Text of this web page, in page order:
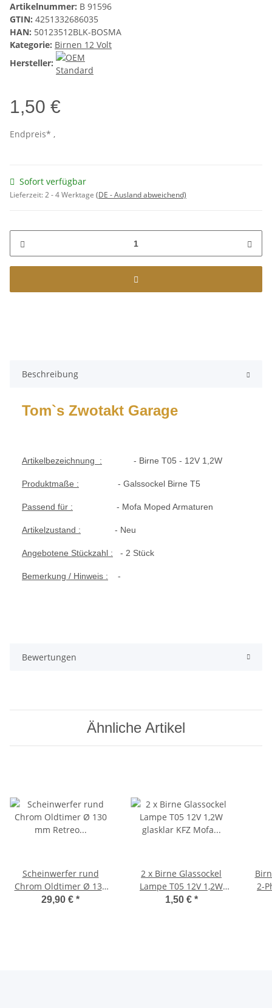
Artikelnummer: B 91596
GTIN: 4251332686035
HAN: 50123512BLK-BOSMA
Kategorie: Birnen 12 Volt
Hersteller:
1,50 €
Endpreis* ,
Sofort verfügbar
Lieferzeit:2 - 4 Werktage (DE - Ausland abweichend)
Beschreibung
Tom`s Zwotakt Garage
Artikelbezeichnung : - Birne T05 - 12V 1,2W
Produktmaße : - Galssockel Birne T5
Passend für : - Mofa Moped Armaturen
Artikelzustand : - Neu
Angebotene Stückzahl : - 2 Stück
Bemerkung / Hinweis : -
Bewertungen
Ähnliche Artikel
Scheinwerfer rund
Chrom Oldtimer Ø 130
mm Retreo
29,90 € *
2 x Birne Glassockel
Lampe T05 12V 1,2W
glasklar KFZ Mofa
1,50 € *
2-